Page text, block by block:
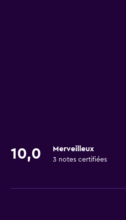
10,0 Merveilleux
3 notes certifiées